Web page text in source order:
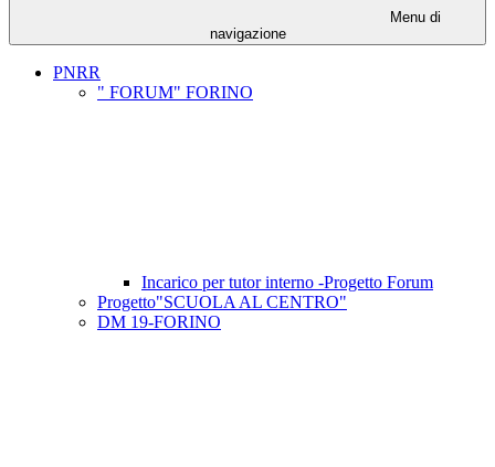
Menu di
navigazione
PNRR
" FORUM" FORINO
Incarico per tutor interno -Progetto Forum
Progetto"SCUOLA AL CENTRO"
DM 19-FORINO